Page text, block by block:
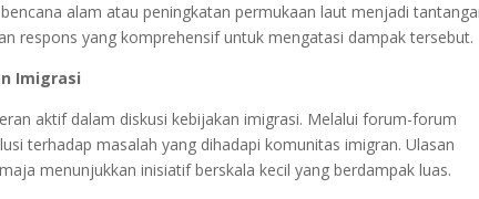
alam atau peningkatan permukaan laut menjadi
respons yang komprehensif untuk mengatasi dampak tersebut.
Imigrasi
aktif dalam diskusi kebijakan imigrasi. Melalui forum-forum
terhadap masalah yang dihadapi komunitas imigran. Ulasan
menunjukkan inisiatif berskala kecil yang berdampak luas.